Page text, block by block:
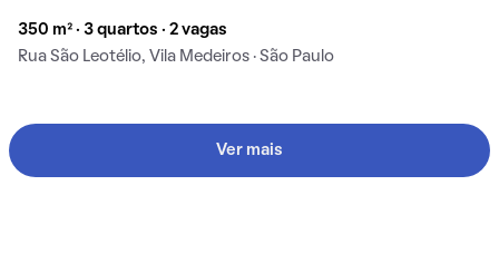
350 m² · 3 quartos · 2 vagas
Rua São Leotélio, Vila Medeiros · São Paulo
Ver mais